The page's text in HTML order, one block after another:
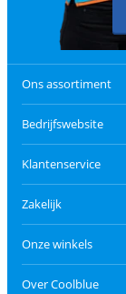
Ons assortiment
Bedrijfswebsite
Klantenservice
Zakelijk
Onze winkels
Over Coolblue